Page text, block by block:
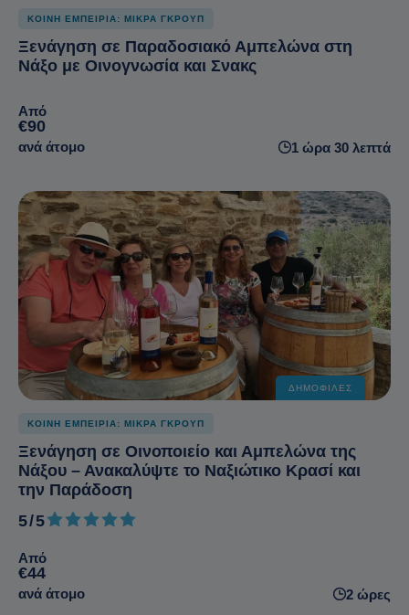
ΚΟΙΝΗ ΕΜΠΕΙΡΙΑ: ΜΙΚΡΑ ΓΚΡΟΥΠ
Ξενάγηση σε Παραδοσιακό Αμπελώνα στη
Νάξο με Οινογνωσία και Σνακς
Από
€90
ανά άτομο 1 ώρα 30 λεπτά
ΔΗΜΟΦΙΛΈΣ
ΚΟΙΝΗ ΕΜΠΕΙΡΙΑ: ΜΙΚΡΑ ΓΚΡΟΥΠ
Ξενάγηση σε Οινοποιείο και Αμπελώνα της
Νάξου – Ανακαλύψτε το Ναξιώτικο Κρασί και
την Παράδοση
5/55 από 5
Από
€44
ανά άτομο 2 ώρες